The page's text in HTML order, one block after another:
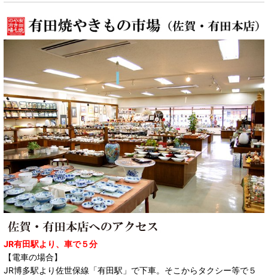
JR有田駅より、車で５分
【電車の場合】
JR博多駅より佐世保線「有田駅」で下車。そこからタクシー等で５